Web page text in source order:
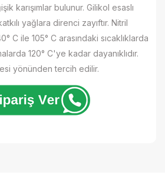
karışımlar bulunur. Gilikol esaslı
yağlara direnci zayıftır. Nitril
C ile 105° C arasındaki sıcaklıklarda
120° C'ye kadar dayanıklıdır.
yönünden tercih edilir.